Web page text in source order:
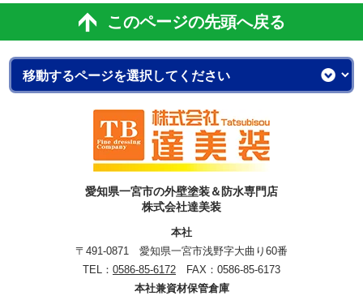
このページの先頭へ戻る
愛知県一宮市の外壁塗装＆防水専門店
株式会社達美装
本社
〒491-0871 愛知県一宮市浅野字大曲り60番
TEL： 0586-85-6172 FAX：0586-85-6173
本社兼資材保管倉庫